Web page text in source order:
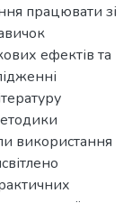
працювати зі
ефектів та
використання